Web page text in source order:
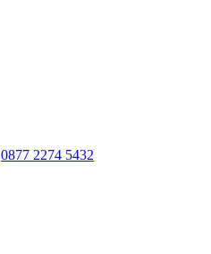
0877 2274 5432